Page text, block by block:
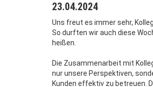
23.04.2024
Uns freut es immer sehr,
So durften wir auch diese
heißen.
Die Zusammenarbeit mit
nur unsere Perspektiven,
Kunden effektiv zu betreuen.